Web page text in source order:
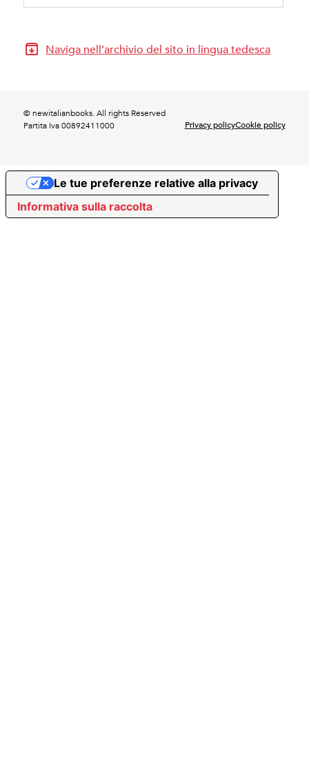
Naviga nell’archivio del sito in lingua tedesca
© newitalianbooks. All rights Reserved
Partita Iva 00892411000
Privacy policyCookie policy
Informativa sulla raccolta
Le tue preferenze relative alla privacy